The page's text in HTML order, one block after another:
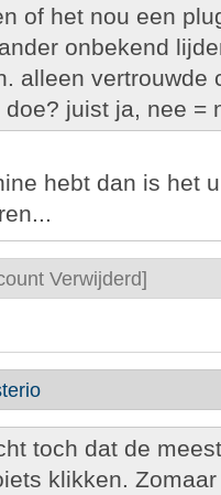
of het nou een
onbekend
alleen vertrouwde
juist ja, nee =
hebt dan is het
Verwijderd]
toch dat de
klikken.